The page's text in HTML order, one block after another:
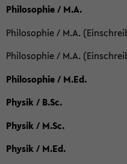
Philosophie / M.A.
Philosophie / M.A.
Philosophie / M.A.
Philosophie / M.Ed.
Physik / B.Sc.
Physik / M.Sc.
Physik / M.Ed.